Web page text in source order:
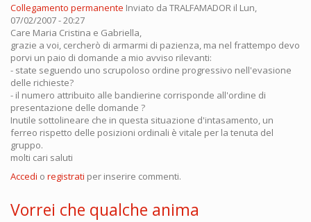
Collegamento permanente Inviato da TRALFAMADOR il Lun,
07/02/2007 - 20:27
Care Maria Cristina e Gabriella,
grazie a voi, cercherò di armarmi di pazienza, ma nel frattempo devo
porvi un paio di domande a mio avviso rilevanti:
- state seguendo uno scrupoloso ordine progressivo nell'evasione
delle richieste?
- il numero attribuito alle bandierine corrisponde all'ordine di
presentazione delle domande ?
Inutile sottolineare che in questa situazione d'intasamento, un
ferreo rispetto delle posizioni ordinali è vitale per la tenuta del
gruppo.
molti cari saluti
Accedi o registrati per inserire commenti.
Vorrei che qualche anima